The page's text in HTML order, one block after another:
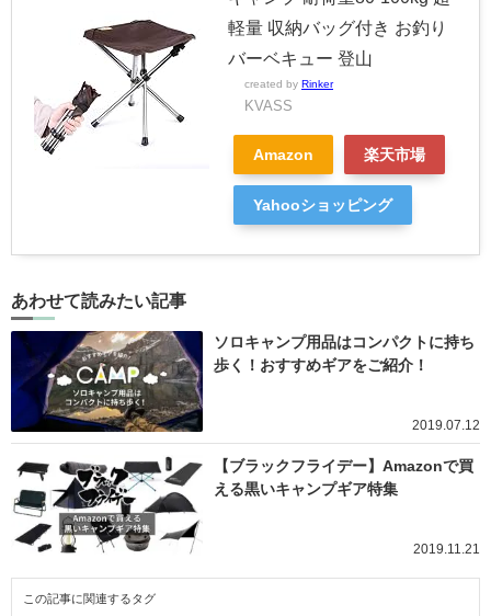
軽量 収納バッグ付き お釣り
バーベキュー 登山
created by Rinker
KVASS
Amazon 楽天市場
Yahooショッピング
あわせて読みたい記事
ソロキャンプ用品はコンパクトに持ち
歩く！おすすめギアをご紹介！
2019.07.12
【ブラックフライデー】Amazonで買
える黒いキャンプギア特集
2019.11.21
この記事に関連するタグ